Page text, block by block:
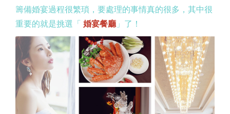
籌備婚宴過程很繁瑣，要處理的事情真的很多，其中很
重要的就是挑選「 婚宴餐廳」了！